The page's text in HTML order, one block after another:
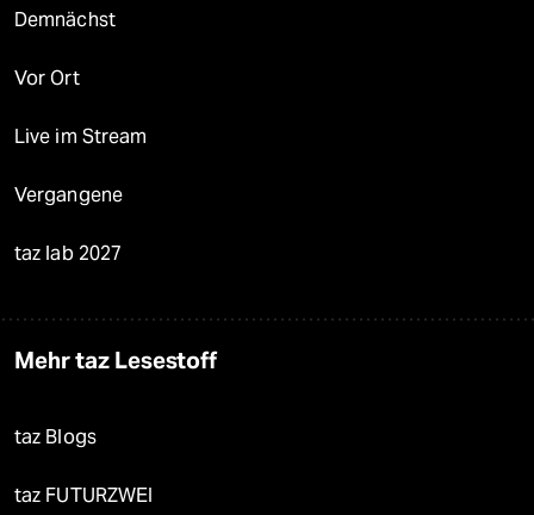
Demnächst
Vor Ort
Live im Stream
Vergangene
taz lab 2027
Mehr taz Lesestoff
taz Blogs
taz FUTURZWEI